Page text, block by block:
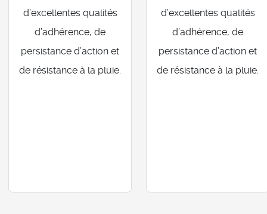
d’excellentes qualités
d’adhérence, de
persistance d’action et
de résistance à la pluie.
d’excellentes qualités
d’adhérence, de
persistance d’action et
de résistance à la pluie.